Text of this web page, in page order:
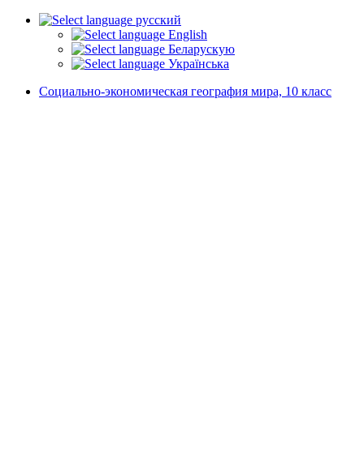
русский
English
Беларускую
Українська
Социально-экономическая география мира, 10 класс